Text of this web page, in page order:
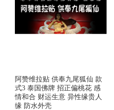
阿赞维拉贴 供奉九尾狐仙 款
式3 泰国佛牌 招正偏桃花 感
情和合 财运生意 异性缘贵人
缘 防水外壳